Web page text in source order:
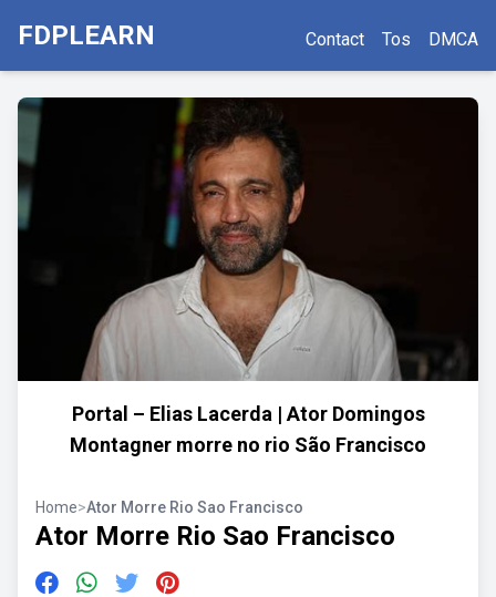
FDPLEARN Contact Tos DMCA
Portal – Elias Lacerda | Ator Domingos
Montagner morre no rio São Francisco
Home>Ator Morre Rio Sao Francisco
Ator Morre Rio Sao Francisco